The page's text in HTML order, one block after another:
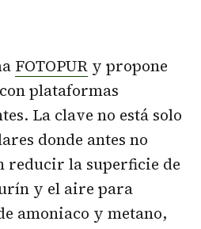
FOTOPUR y propone
plataformas
La clave no está solo
donde antes no
reducir la superficie de
y el aire para
amoniaco y metano,